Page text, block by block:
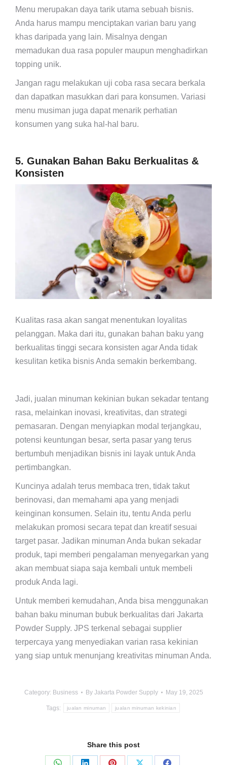
Menu merupakan daya tarik utama sebuah bisnis.
Anda harus mampu menciptakan varian baru yang
khas daripada yang lain. Misalnya dengan
memadukan dua rasa populer maupun menghadirkan
topping unik.
Jangan ragu melakukan uji coba rasa secara berkala
dan dapatkan masukkan dari para konsumen. Variasi
menu musiman juga dapat menarik perhatian
konsumen yang suka hal-hal baru.
5. Gunakan Bahan Baku Berkualitas &
Konsisten
Kualitas rasa akan sangat menentukan loyalitas
pelanggan. Maka dari itu, gunakan bahan baku yang
berkualitas tinggi secara konsisten agar Anda tidak
kesulitan ketika bisnis Anda semakin berkembang.
Jadi, jualan minuman kekinian bukan sekadar tentang
rasa, melainkan inovasi, kreativitas, dan strategi
pemasaran. Dengan menyiapkan modal terjangkau,
potensi keuntungan besar, serta pasar yang terus
bertumbuh menjadikan bisnis ini layak untuk Anda
pertimbangkan.
Kuncinya adalah terus membaca tren, tidak takut
berinovasi, dan memahami apa yang menjadi
keinginan konsumen. Selain itu, tentu Anda perlu
melakukan promosi secara tepat dan kreatif sesuai
target pasar. Jadikan minuman Anda bukan sekadar
produk, tapi memberi pengalaman menyegarkan yang
akan membuat siapa saja kembali untuk membeli
produk Anda lagi.
Untuk memberi kemudahan, Anda bisa menggunakan
bahan baku minuman bubuk berkualitas dari Jakarta
Powder Supply. JPS terkenal sebagai supplier
terpercaya yang menyediakan varian rasa kekinian
yang siap untuk menunjang kreativitas minuman Anda.
Category: Business By Jakarta Powder Supply May 19, 2025
Tags: jualan minuman jualan minuman kekinian
Share this post